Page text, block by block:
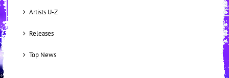
Artists U-Z
Releases
Top News